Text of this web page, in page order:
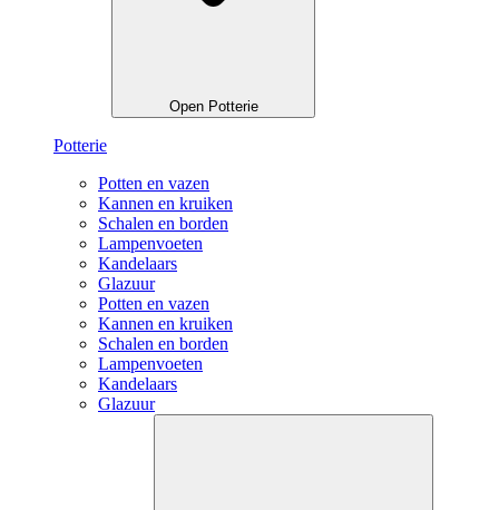
Open Potterie
Potterie
Potten en vazen
Kannen en kruiken
Schalen en borden
Lampenvoeten
Kandelaars
Glazuur
Potten en vazen
Kannen en kruiken
Schalen en borden
Lampenvoeten
Kandelaars
Glazuur